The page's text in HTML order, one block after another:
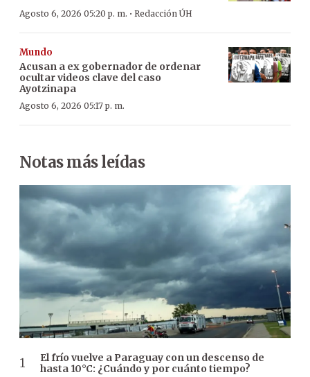
Agosto 6, 2026 05:20 p. m. · Redacción ÚH
Mundo
Acusan a ex gobernador de ordenar
ocultar videos clave del caso
Ayotzinapa
Agosto 6, 2026 05:17 p. m.
Notas más leídas
El frío vuelve a Paraguay con un descenso de
hasta 10°C: ¿Cuándo y por cuánto tiempo?